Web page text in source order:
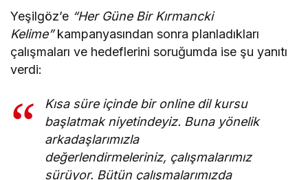
Yeşilgöz’e “Her Güne Bir Kırmancki
Kelime”kampanyasından sonra planladıkları
çalışmaları ve hedeflerini soruğumda ise şu yanıtı
verdi:
Kısa süre içinde bir online dil kursu
başlatmak niyetindeyiz. Buna yönelik
arkadaşlarımızla
değerlendirmeleriniz, çalışmalarımız
sürüyor. Bütün çalışmalarımızda